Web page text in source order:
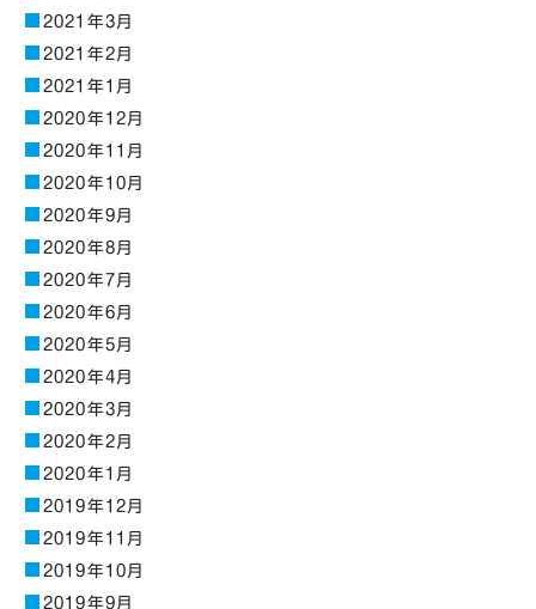
2021年3月
2021年2月
2021年1月
2020年12月
2020年11月
2020年10月
2020年9月
2020年8月
2020年7月
2020年6月
2020年5月
2020年4月
2020年3月
2020年2月
2020年1月
2019年12月
2019年11月
2019年10月
2019年9月